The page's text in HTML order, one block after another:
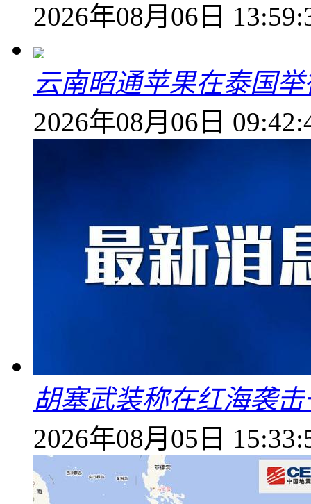
2026年08月06日
云南昭通苹果在泰国
2026年08月06日
胡塞武装称在红海袭
2026年08月05日